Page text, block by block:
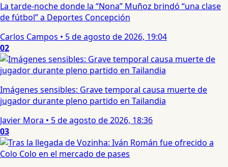
La tarde-noche donde la “Nona” Muñoz brindó “una clase
de fútbol” a Deportes Concepción
Carlos Campos • 5 de agosto de 2026, 19:04
02
Imágenes sensibles: Grave temporal causa muerte de
jugador durante pleno partido en Tailandia
Javier Mora • 5 de agosto de 2026, 18:36
03